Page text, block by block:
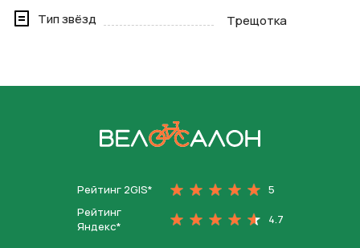
Тип звёзд
Трещотка
Рейтинг 2GIS*
5
Рейтинг
Яндекс*
4.7